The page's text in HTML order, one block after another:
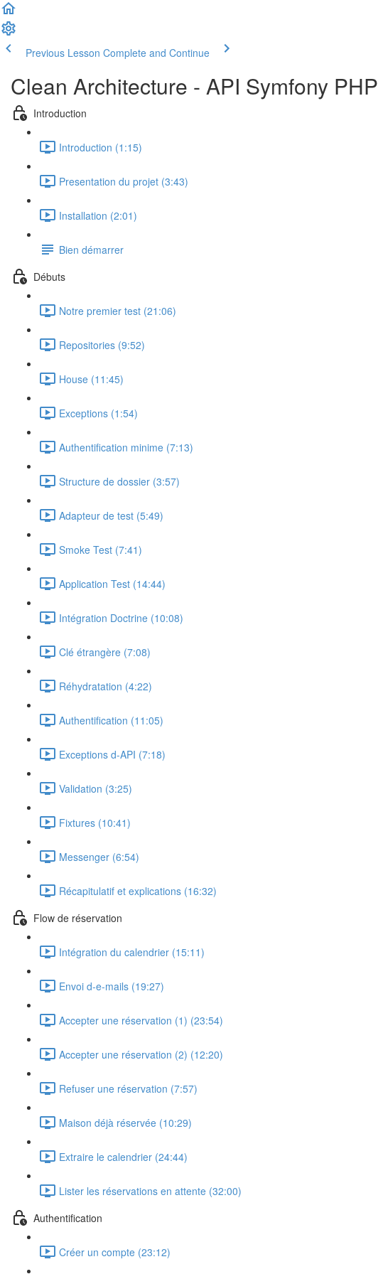
Previous Lesson Complete and Continue
Clean Architecture - API Symfony PHP
Introduction
Introduction (1:15)
Presentation du projet (3:43)
Installation (2:01)
Bien démarrer
Débuts
Notre premier test (21:06)
Repositories (9:52)
House (11:45)
Exceptions (1:54)
Authentification minime (7:13)
Structure de dossier (3:57)
Adapteur de test (5:49)
Smoke Test (7:41)
Application Test (14:44)
Intégration Doctrine (10:08)
Clé étrangère (7:08)
Réhydratation (4:22)
Authentification (11:05)
Exceptions d-API (7:18)
Validation (3:25)
Fixtures (10:41)
Messenger (6:54)
Récapitulatif et explications (16:32)
Flow de réservation
Intégration du calendrier (15:11)
Envoi d-e-mails (19:27)
Accepter une réservation (1) (23:54)
Accepter une réservation (2) (12:20)
Refuser une réservation (7:57)
Maison déjà réservée (10:29)
Extraire le calendrier (24:44)
Lister les réservations en attente (32:00)
Authentification
Créer un compte (23:12)